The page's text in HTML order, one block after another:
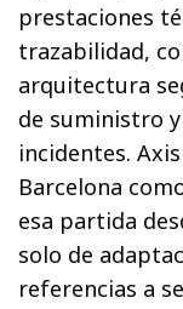
prestaciones
trazabilidad,
arquitectura
de suministro
incidentes.
Barcelona
esa partida
solo de
referencias a